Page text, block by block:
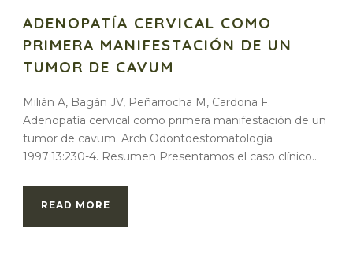
ADENOPATÍA CERVICAL COMO
PRIMERA MANIFESTACIÓN DE UN
TUMOR DE CAVUM
Milián A, Bagán JV, Peñarrocha M, Cardona F.
Adenopatía cervical como primera manifestación de un
tumor de cavum. Arch Odontoestomatología
1997;13:230-4. Resumen Presentamos el caso clínico...
READ MORE